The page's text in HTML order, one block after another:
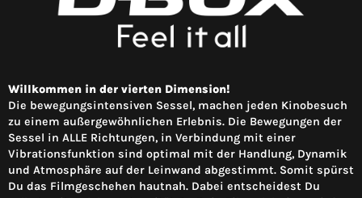
Willkommen in der vierten Dimension!
Die bewegungsintensiven Sessel, machen jeden Kinobesuch
zu einem außergewöhnlichen Erlebnis. Die Bewegungen der
Sessel in ALLE Richtungen, in Verbindung mit einer
Vibrationsfunktion sind optimal mit der Handlung, Dynamik
und Atmosphäre auf der Leinwand abgestimmt. Somit spürst
Du das Filmgeschehen hautnah. Dabei entscheidest Du